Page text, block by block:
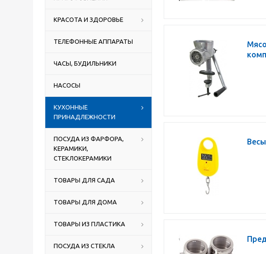
КРАСОТА И ЗДОРОВЬЕ
ТЕЛЕФОННЫЕ АППАРАТЫ
ЧАСЫ, БУДИЛЬНИКИ
НАСОСЫ
КУХОННЫЕ
ПРИНАДЛЕЖНОСТИ
ПОСУДА ИЗ ФАРФОРА,
КЕРАМИКИ,
СТЕКЛОКЕРАМИКИ
ТОВАРЫ ДЛЯ САДА
ТОВАРЫ ДЛЯ ДОМА
ТОВАРЫ ИЗ ПЛАСТИКА
ПОСУДА ИЗ СТЕКЛА